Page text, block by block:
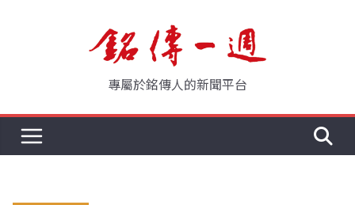
專屬於銘傳人的新聞平台